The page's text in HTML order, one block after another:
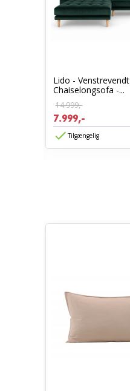
Lido - Venstrevendt
Chaiselongsofa -...
14.999,-
7.999,-
Tilgængelig